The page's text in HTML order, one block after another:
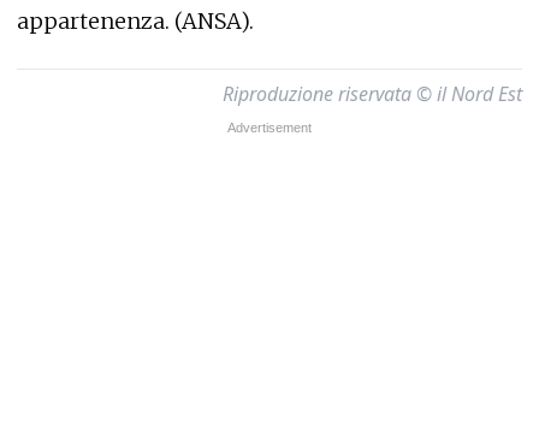
appartenenza. (ANSA).
Riproduzione riservata © il Nord Est